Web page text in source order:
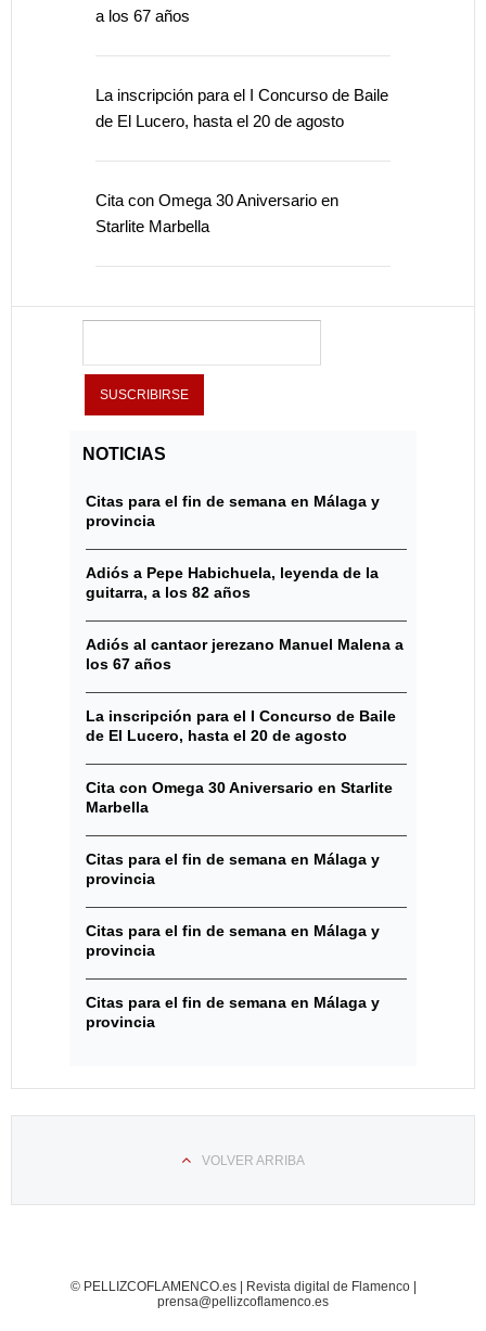
a los 67 años
La inscripción para el I Concurso de Baile
de El Lucero, hasta el 20 de agosto
Cita con Omega 30 Aniversario en
Starlite Marbella
NOTICIAS
Citas para el fin de semana en Málaga y
provincia
Adiós a Pepe Habichuela, leyenda de la
guitarra, a los 82 años
Adiós al cantaor jerezano Manuel Malena a
los 67 años
La inscripción para el I Concurso de Baile
de El Lucero, hasta el 20 de agosto
Cita con Omega 30 Aniversario en Starlite
Marbella
Citas para el fin de semana en Málaga y
provincia
Citas para el fin de semana en Málaga y
provincia
Citas para el fin de semana en Málaga y
provincia
VOLVER ARRIBA
© PELLIZCOFLAMENCO.es | Revista digital de Flamenco |
prensa@pellizcoflamenco.es